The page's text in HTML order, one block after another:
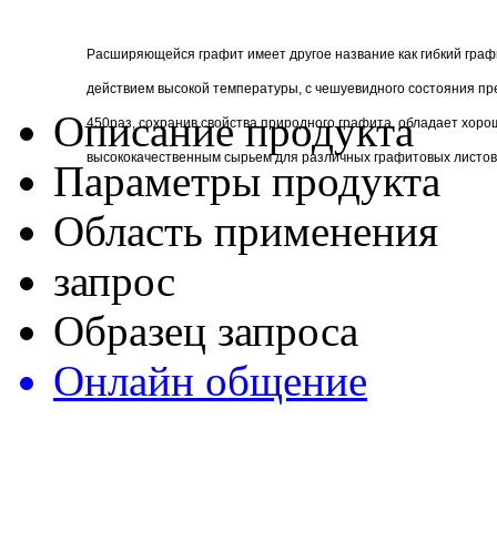
Расширяющейся графит имеет другое название как гибкий
действием высокой температуры, с чешуевидного состояния
450раз, сохранив свойства природного графита, обладает
высококачественным сырьем для различных графитовых
Описание продукта
Параметры продукта
Область применения
запрос
Образец запроса
Онлайн общение